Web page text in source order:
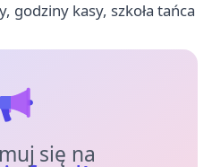
godziny kasy, szkoła tańca
się na